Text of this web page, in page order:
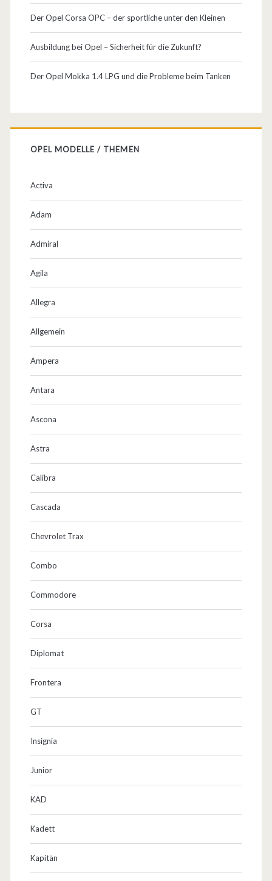
n
e
Der Opel Corsa OPC – der sportliche unter den Kleinen
Ausbildung bei Opel – Sicherheit für die Zukunft?
Der Opel Mokka 1.4 LPG und die Probleme beim Tanken
OPEL MODELLE / THEMEN
Activa
Adam
Admiral
Agila
Allegra
Allgemein
Ampera
Antara
Ascona
Astra
Calibra
Cascada
Chevrolet Trax
Combo
Commodore
Corsa
Diplomat
Frontera
GT
Insignia
Junior
KAD
Kadett
Kapitän